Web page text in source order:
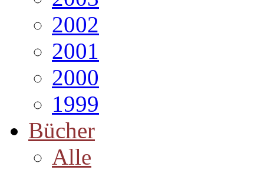
2002
2001
2000
1999
Bücher
Alle